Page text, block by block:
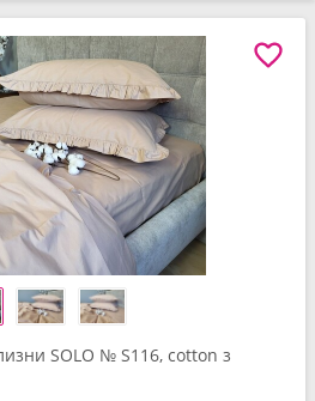
SOLO № S116, cotton з